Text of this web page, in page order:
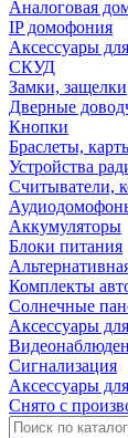
Аналоговая
IP домофония
Аксессуары
СКУД
Замки, защелки
Дверные
Кнопки
Браслеты,
Устройства
Считыватели,
Аккумуляторы
Блоки питания
Комплекты
Солнечные
Аксессуары
Сигнализация
Аксессуары
Снято с